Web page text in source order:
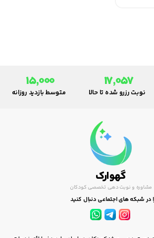
17,057
نوبت رزرو شده تا حالا
15,000
متوسط بازدید روزانه
گهوارک
مشاوره و نوبت دهی تخصصی کودکان
در شبکه های اجتماعی دنبال کنید